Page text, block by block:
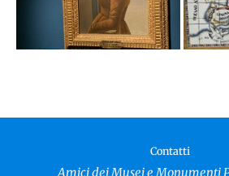
Contatti
Amici dei Musei e Monumenti